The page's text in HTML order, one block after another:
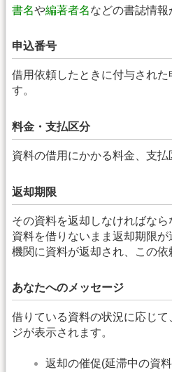
書名や編著者名などの書誌情報
申込番号
借用依頼したときに付与された
す。
料金・支払区分
資料の借用にかかる料金、支払
返却期限
その資料を返却しなければなら
資料を借りないまま返却期限
機関に資料が返却され、この依
あなたへのメッセージ
借りている資料の状況に応じ
ジが表示されます。
返却の催促(延滞中の資